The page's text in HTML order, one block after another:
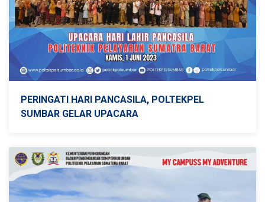
PERINGATI HARI PANCASILA, POLTEKPEL
SUMBAR GELAR UPACARA